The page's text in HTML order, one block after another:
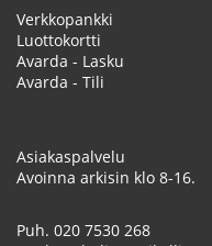
Verkkopankki
Luottokortti
Avarda - Lasku
Avarda - Tili
Asiakaspalvelu
Avoinna arkisin klo 8-16.
Puh. 020 7530 268